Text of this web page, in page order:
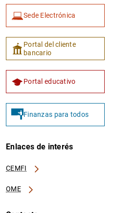
Sede Electrónica
Portal del cliente
bancario
Portal educativo
Finanzas para todos
Enlaces de interés
CEMFI
OME